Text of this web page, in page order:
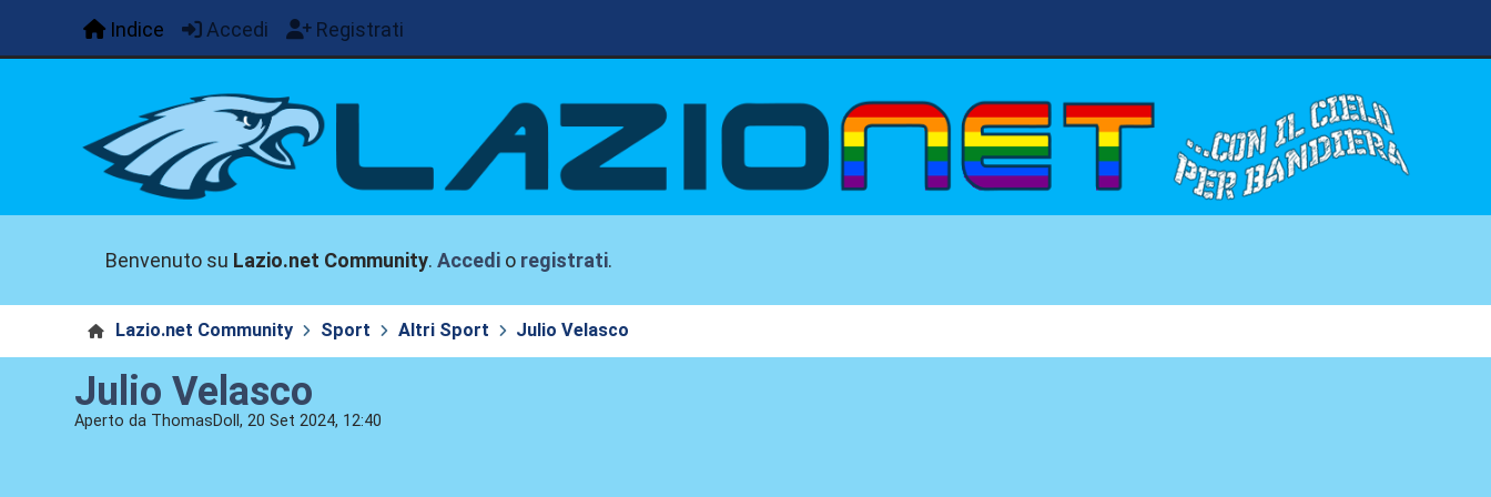
Indice Accedi Registrati
Benvenuto su Lazio.net Community.Accedi o registrati.
Lazio.net Community Sport Altri Sport Julio Velasco
Julio Velasco
Aperto da ThomasDoll, 20 Set 2024, 12:40